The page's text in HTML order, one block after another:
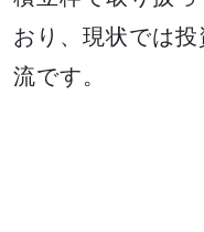
おり、現状では
流です。